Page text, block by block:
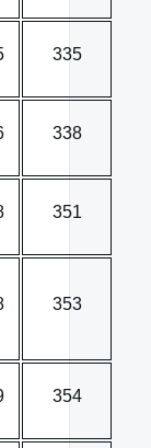
335
338
351
353
354